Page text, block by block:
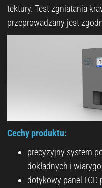
tektury. Test zgniatania
przeprowadzany jest
Cechy produktu:
precyzyjny system
dokładnych i
dotykowy panel